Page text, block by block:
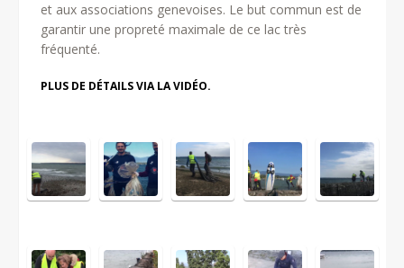
et aux associations genevoises. Le but commun est de
garantir une propreté maximale de ce lac très
fréquenté.
PLUS DE DÉTAILS VIA LA VIDÉO.